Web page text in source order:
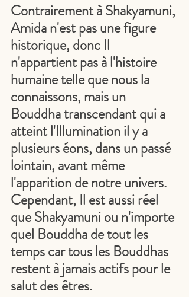
Contrairement à Shakyamuni,
Amida n'est pas une figure
historique, donc Il
n'appartient pas à l'histoire
humaine telle que nous la
connaissons, mais un
Bouddha transcendant qui a
atteint l'Illumination il y a
plusieurs éons, dans un passé
lointain, avant même
l'apparition de notre univers.
Cependant, Il est aussi réel
que Shakyamuni ou n'importe
quel Bouddha de tout les
temps car tous les Bouddhas
restent à jamais actifs pour le
salut des êtres.